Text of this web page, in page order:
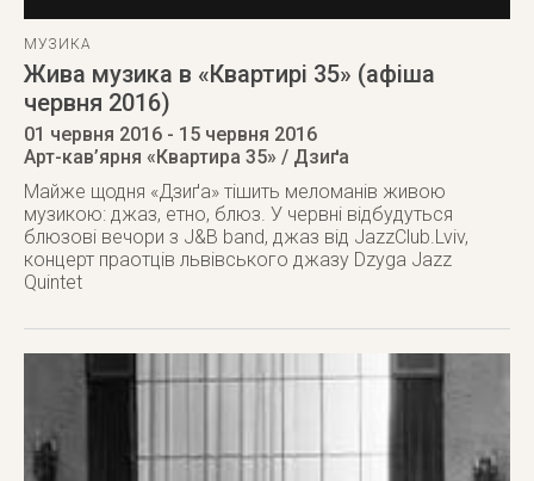
МУЗИКА
Жива музика в «Квартирі 35» (афіша
червня 2016)
01 червня 2016 - 15 червня 2016
Арт-кав’ярня «Квартира 35» / Дзиґа
Майже щодня «Дзиґа» тішить меломанів живою
музикою: джаз, етно, блюз. У червні відбудуться
блюзові вечори з J&B band, джаз від JazzClub.Lviv,
концерт праотців львівського джазу Dzyga Jazz
Quintet